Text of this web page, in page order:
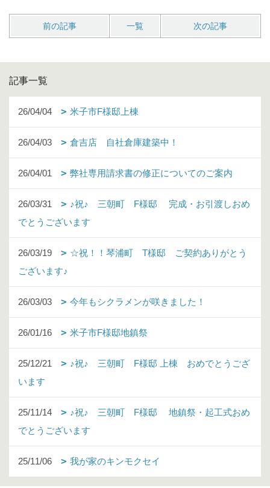
前の記事 一覧 次の記事
記事一覧
26/04/04 米子市F様邸上棟
26/04/03 倉吉店 自社倉庫建築中！
26/04/01 弊社専用請求書の修正についてのご案内
26/03/31
♪祝♪ 三朝町 F様邸 完成・お引渡しおめ
でとうございます
26/03/19
☆祝！！琴浦町 T様邸 ご契約ありがとう
ございます♪
26/03/03 今年もシクラメンが咲きました！
26/01/16 米子市F様邸地鎮祭
25/12/21
♪祝♪ 三朝町 F様邸 上棟 おめでとうござ
います
25/11/14
♪祝♪ 三朝町 F様邸 地鎮祭・起工式おめ
でとうございます
25/11/06 我が家のキンモクセイ